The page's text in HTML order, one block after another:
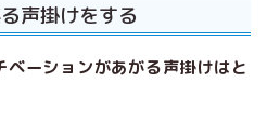
声掛けをする
ーションがあがる声掛けはと